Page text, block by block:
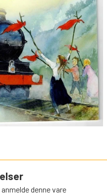
SORTEPER
ÆSELSPIL
ALLE DE ANDRE
denne vare